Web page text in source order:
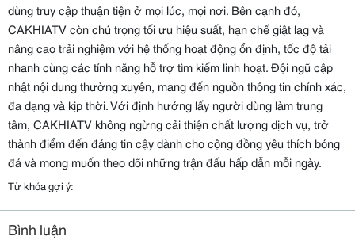
dùng truy cập thuận tiện ở mọi lúc, mọi nơi. Bên cạnh đó,
CAKHIATV còn chú trọng tối ưu hiệu suất, hạn chế giật lag và
nâng cao trải nghiệm với hệ thống hoạt động ổn định, tốc độ tải
nhanh cùng các tính năng hỗ trợ tìm kiếm linh hoạt. Đội ngũ cập
nhật nội dung thường xuyên, mang đến nguồn thông tin chính xác,
đa dạng và kịp thời. Với định hướng lấy người dùng làm trung
tâm, CAKHIATV không ngừng cải thiện chất lượng dịch vụ, trở
thành điểm đến đáng tin cậy dành cho cộng đồng yêu thích bóng
đá và mong muốn theo dõi những trận đấu hấp dẫn mỗi ngày.
Từ khóa gợi ý:
Bình luận